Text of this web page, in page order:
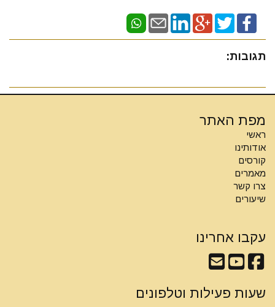
תגובות:
מפת האתר
ראשי
אודותינו
קורסים
מאמרים
צרו קשר
שיעורים
עקבו אחרינו
שעות פעילות וטלפונים